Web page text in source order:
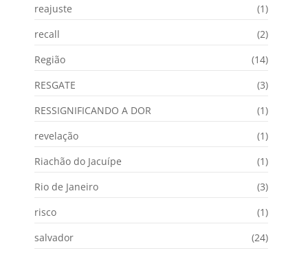
reajuste
(1)
recall
(2)
Região
(14)
RESGATE
(3)
RESSIGNIFICANDO A DOR
(1)
revelação
(1)
Riachão do Jacuípe
(1)
Rio de Janeiro
(3)
risco
(1)
salvador
(24)